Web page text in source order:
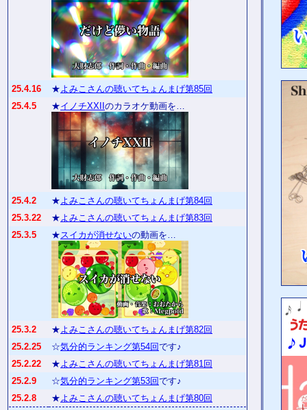
25.4.16 ★よみこさんの聴いてちょんまげ第85回
25.4.5
★イノチXXII のカラオケ動画を…
25.4.2 ★よみこさんの聴いてちょんまげ第84回
25.3.22
★よみこさんの聴いてちょんまげ第83回
25.3.5
★スイカが消せないの動画を…
25.3.2 ★よみこさんの聴いてちょんまげ第82回
25.2.25
☆気分的ランキング第54回です♪
25.2.22
★よみこさんの聴いてちょんまげ第81回
25.2.9
☆気分的ランキング第53回です♪
25.2.8
★よみこさんの聴いてちょんまげ第80回